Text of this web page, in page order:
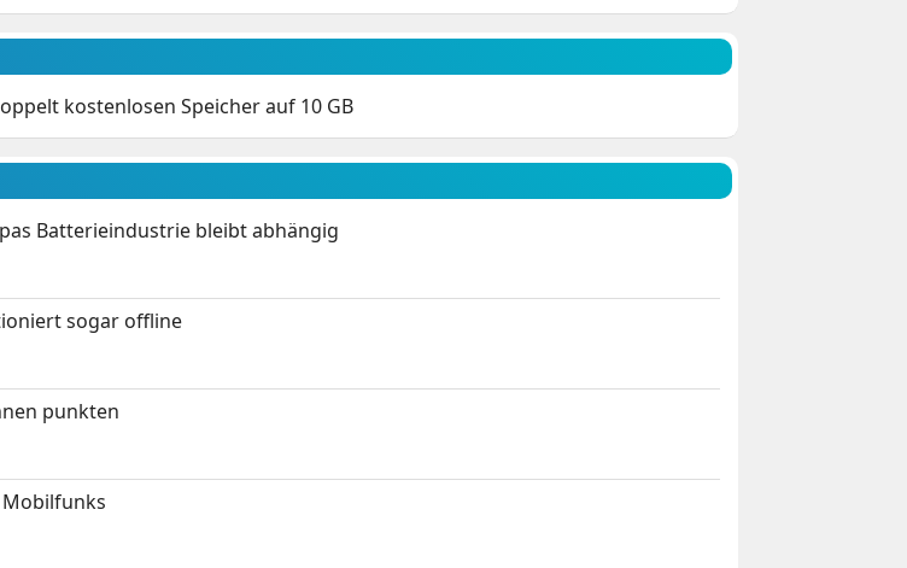
kostenlosen Speicher auf 10 GB
Batterieindustrie bleibt abhängig
sogar offline
punkten
Mobilfunks